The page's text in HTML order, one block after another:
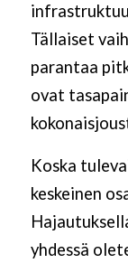
Tällaiset
parantaa
ovat
Koska
keskeinen
yhdessä